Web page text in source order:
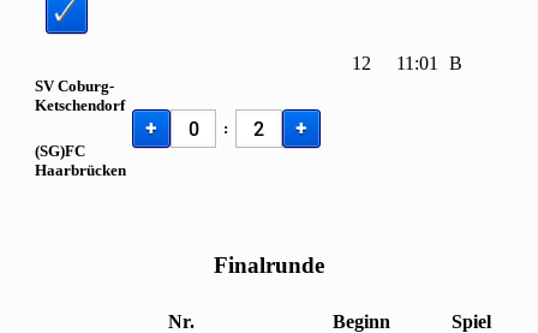
SV Coburg-
Ketschendorf
(SG)FC
Haarbrücken
+ : +
12 11:01 B
Finalrunde
Nr. Beginn Spiel